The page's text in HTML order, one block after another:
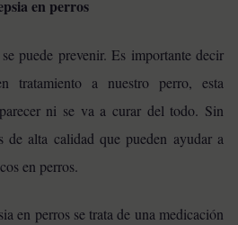
en perros
puede prevenir. Es importante decir
tratamiento a nuestro perro, esta
ni se va a curar del todo. Sin
de alta calidad que pueden ayudar a
en perros.
en perros se trata de una medicación